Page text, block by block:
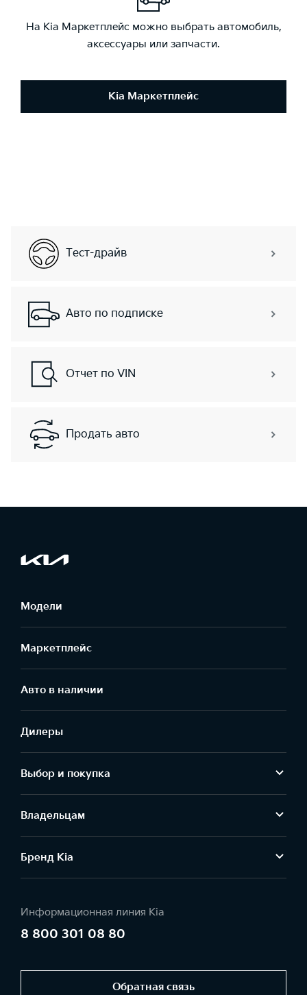
На Kia Маркетплейс можно выбрать автомобиль,
аксессуары или запчасти.
Kia Маркетплейс
Тест-драйв
Авто по подписке
Отчет по VIN
Продать авто
Модели
Маркетплейс
Aвто в наличии
Дилеры
Выбор и покупка
Владельцам
Бренд Kia
Информационная линия Kia
8 800 301 08 80
Обратная связь